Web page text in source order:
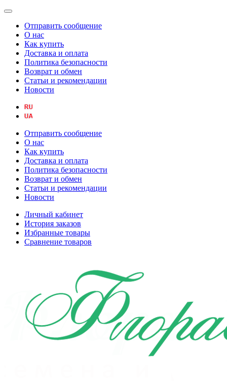
Отправить сообщение
О нас
Как купить
Доставка и оплата
Политика безопасности
Возврат и обмен
Статьи и рекомендации
Новости
Отправить сообщение
О нас
Как купить
Доставка и оплата
Политика безопасности
Возврат и обмен
Статьи и рекомендации
Новости
Личный кабинет
История заказов
Избранные товары
Сравнение товаров